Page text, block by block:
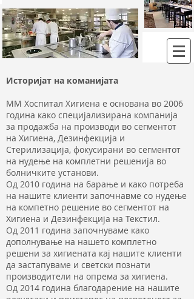
ХИГИЕНА И ДЕЗИНФЕКЦИЈА НА ВАШИОТ
Историјат на команијата
ММ Хоспитал Хигиена е основана во 2006
година како специјализирана компанија
за продажба на производи во сегментот
на Хигиена, Дезинфекција и
Стерилизација, фокусирани во сегментот
на нудење на комплетни решенија во
болничките установи.
Од 2010 година на барање и како потреба
на нашите клиенти започнавме со нудење
на компетно решение во сегментот на
Хигиена и Дезинфекција на Текстил.
Од 2011 година започнуваме како
дополнување на нашето комплетно
решени за хигиената кај нашите клиенти
да застапуваме и светски познати
производители на опрема за хигиена.
Од 2014 година благодарение на нашите